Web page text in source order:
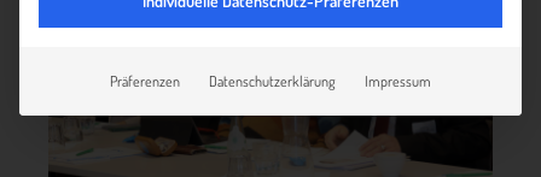
Präferenzen Datenschutzerklärung Impressum